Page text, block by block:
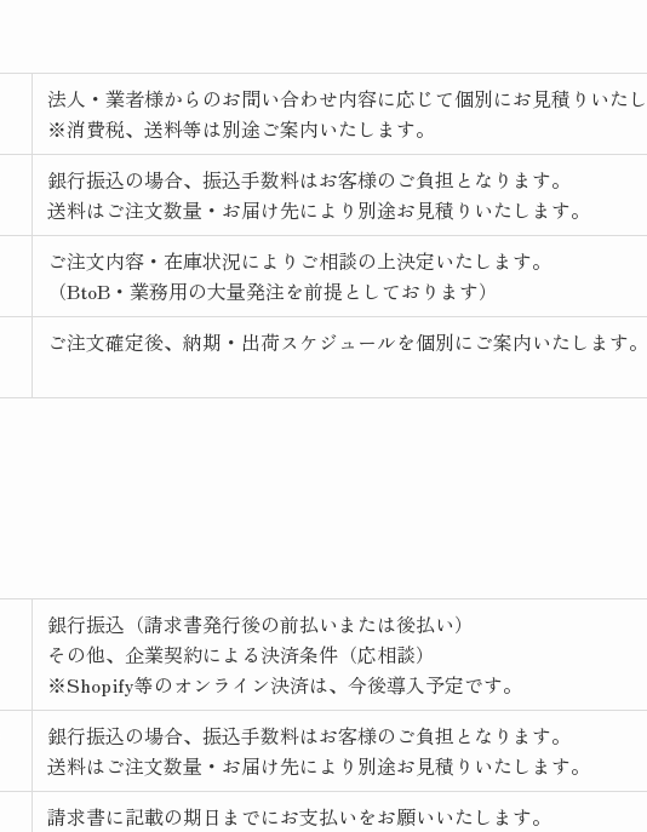
法人・業者様からのお問い合わせ内容に応じて個別にお見積りいた
※消費税、送料等は別途ご案内いたします。
銀行振込の場合、振込手数料はお客様のご負担となります。
送料はご注文数量・お届け先により別途お見積りいたします。
ご注文内容・在庫状況によりご相談の上決定いたします。
（BtoB・業務用の大量発注を前提としております）
ご注文確定後、納期・出荷スケジュールを個別にご案内いたします。
銀行振込（請求書発行後の前払いまたは後払い）
その他、企業契約による決済条件（応相談）
※Shopify等のオンライン決済は、今後導入予定です。
銀行振込の場合、振込手数料はお客様のご負担となります。
送料はご注文数量・お届け先により別途お見積りいたします。
請求書に記載の期日までにお支払いをお願いいたします。